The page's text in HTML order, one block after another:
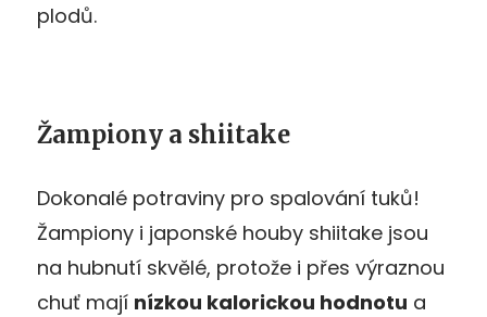
plodů.
Žampiony a shiitake
Dokonalé potraviny pro spalování tuků!
Žampiony i japonské houby shiitake jsou
na hubnutí skvělé, protože i přes výraznou
chuť mají nízkou kalorickou hodnotu a